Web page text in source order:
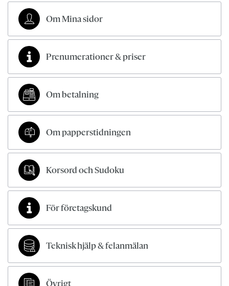
Om Mina sidor
Prenumerationer & priser
Om betalning
Om papperstidningen
Korsord och Sudoku
För företagskund
Teknisk hjälp & felanmälan
Övrigt